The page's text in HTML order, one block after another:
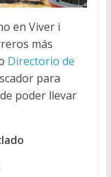
en Viver i
más
Directorio de
para
poder llevar